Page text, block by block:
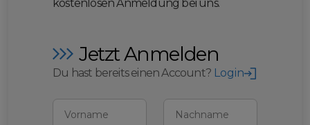
kostenlosen Anmeldung bei uns.
Jetzt Anmelden
Du hast bereits einen Account? Login
Vorname Nachname